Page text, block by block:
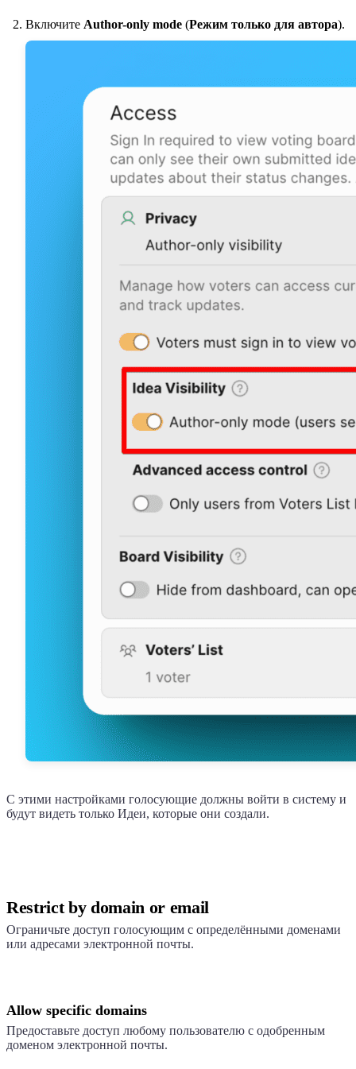
Включите Author-only mode (Режим только для автора).
С этими настройками голосующие должны войти в систему и
будут видеть только Идеи, которые они создали.
Restrict by domain or email
Ограничьте доступ голосующим с определёнными доменами
или адресами электронной почты.
Allow specific domains
Предоставьте доступ любому пользователю с одобренным
доменом электронной почты.